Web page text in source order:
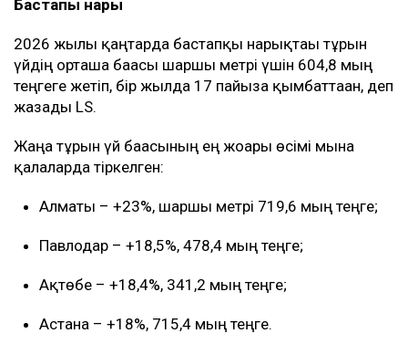
Бастапқы нарық
2026 жылғы қаңтарда бастапқы нарықтағы тұрғын
үйдің орташа бағасы шаршы метрі үшін 604,8 мың
теңгеге жетіп, бір жылда 17 пайызға қымбаттаған, деп
жазады LS.
Жаңа тұрғын үй бағасының ең жоғары өсімі мына
қалаларда тіркелген:
Алматы – +23%, шаршы метрі 719,6 мың теңге;
Павлодар – +18,5%, 478,4 мың теңге;
Ақтөбе – +18,4%, 341,2 мың теңге;
Астана – +18%, 715,4 мың теңге.